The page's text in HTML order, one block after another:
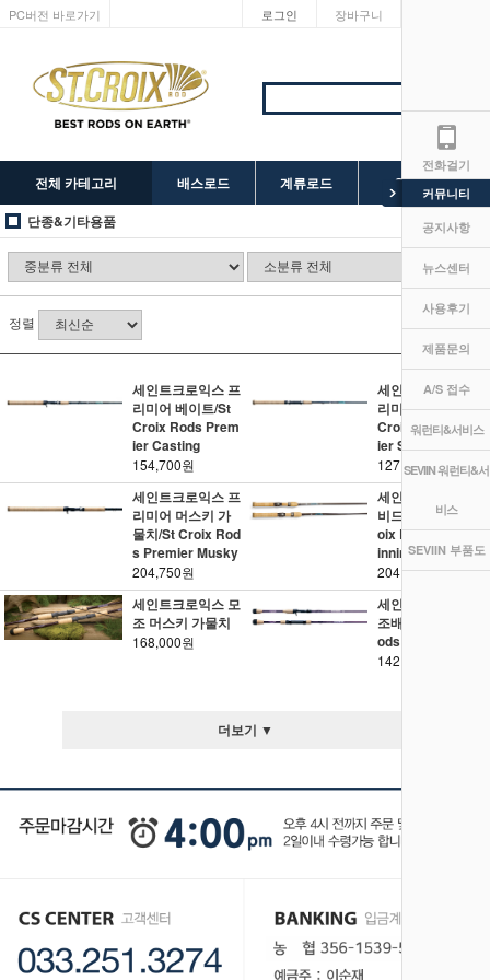
PC버전 바로가기 장바구니
로그인
전체 카테고리 배스로드 계류로드
SEVIIN 릴
단종&기타용품
정렬
세인트크로익스 프
리미어 베이트/St
Croix Rods Prem
ier Casting
154,700원
세인트크로익스 프
리미어 스피닝/St
Croix Rods Prem
ier Spinning
127,400원
세인트크로익스 프
리미어 머스키 가
물치/St Croix Rod
s Premier Musky
204,750원
세인트크로익스 아
비드 스피닝/St Cr
oix Rods Avid Sp
inning
204,750원
세인트크로익스 모
조 머스키 가물치
168,000원
세인트크로익스 모
조배스/St Croix R
ods Mojo Bass
142,100원
더보기 ▼
전화걸기
커뮤니티
공지사항
뉴스센터
사용후기
제품문의
A/S 접수
워런티&서비스
SEVIIN 워런티&서
비스
SEVIIN 부품도